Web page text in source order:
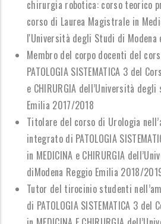
chirurgia robotica: corso teorico
corso di Laurea Magistrale in
l'Università degli Studi di Modena
Membro del corpo docenti del
PATOLOGIA SISTEMATICA 3 del
e CHIRURGIA dell’Università degli
Emilia 2017/2018
Titolare del corso di Urologia nell’
integrato di PATOLOGIA
in MEDICINA e CHIRURGIA dell’
diModena Reggio Emilia 2018/
Tutor del tirocinio studenti nell’
di PATOLOGIA SISTEMATICA 3 del